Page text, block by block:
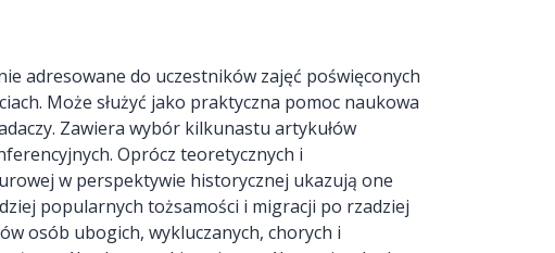
adresowane do uczestników zajęć poświęconych
Może służyć jako praktyczna pomoc naukowa
Zawiera wybór kilkunastu artykułów
Oprócz teoretycznych i
w perspektywie historycznej ukazują one
popularnych tożsamości i migracji po rzadziej
osób ubogich, wykluczanych, chorych i